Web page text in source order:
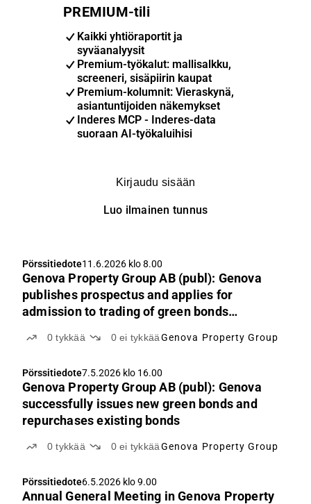
PREMIUM-tili
Kaikki yhtiöraportit ja
syväanalyysit
Premium-työkalut: mallisalkku,
screeneri, sisäpiirin kaupat
Premium-kolumnit: Vieraskynä,
asiantuntijoiden näkemykset
Inderes MCP - Inderes-data
suoraan AI-työkaluihisi
Kirjaudu sisään
Luo ilmainen tunnus
Pörssitiedote11.6.2026 klo 8.00
Genova Property Group AB (publ): Genova
publishes prospectus and applies for
admission to trading of green bonds
0tykkää 0ei tykkääGenova Property Group
Pörssitiedote7.5.2026 klo 16.00
Genova Property Group AB (publ): Genova
successfully issues new green bonds and
repurchases existing bonds
0tykkää 0ei tykkääGenova Property Group
Pörssitiedote6.5.2026 klo 9.00
Annual General Meeting in Genova Property